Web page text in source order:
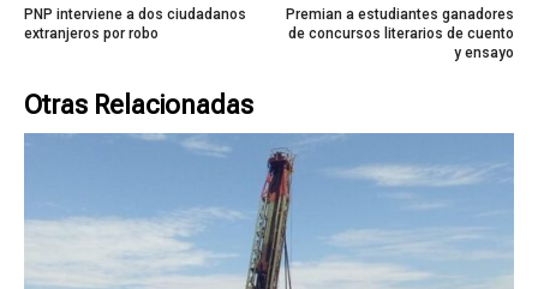
PNP interviene a dos ciudadanos
extranjeros por robo
Premian a estudiantes ganadores
de concursos literarios de cuento
y ensayo
Otras Relacionadas